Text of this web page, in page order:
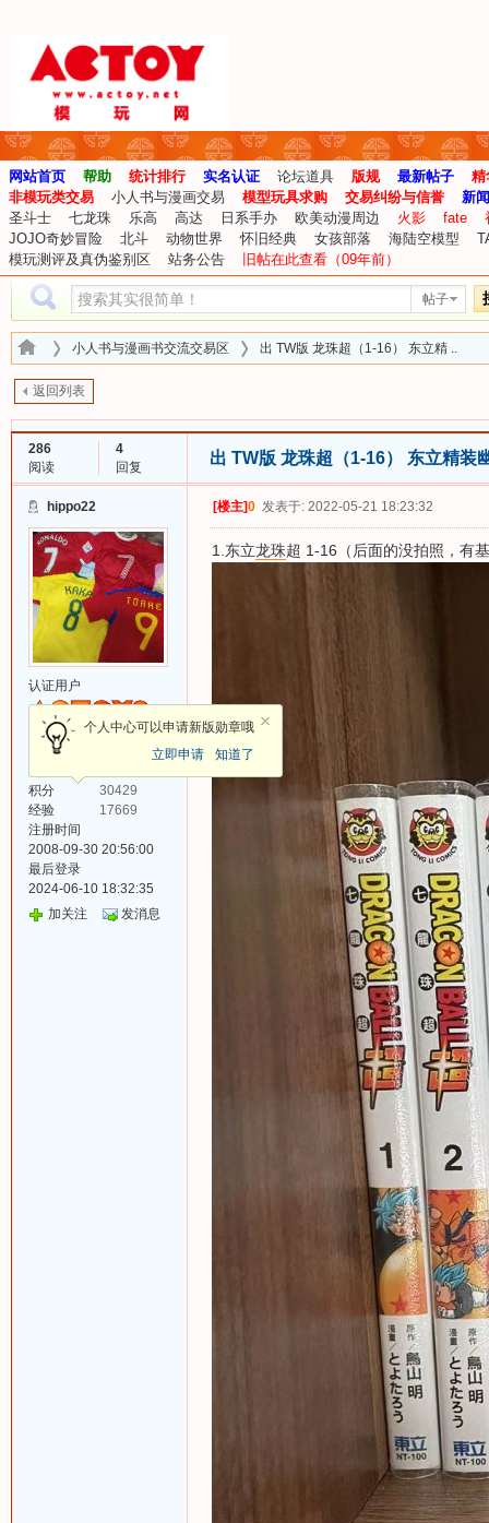
网站首页 帮助 统计排行 实名认证 论坛道具 版规 最新帖子
精
非模玩类交易
小人书与漫画交易 模型玩具求购 交易纠纷与信誉
新
圣斗士
七龙珠 乐高 高达 日系手办 欧美动漫周边 火影 fate
JOJO奇妙冒险
北斗 动物世界 怀旧经典 女孩部落 海陆空模型
模玩测评及真伪鉴别区
站务公告 旧帖在此查看（09年前）
帖子
小人书与漫画书交流交易区 出 TW版 龙珠超（1-16） 东立精 ..
返回列表
286
阅读
4
回复
出 TW版 龙珠超（1-16） 东立精装
hippo22
认证用户
经验值等级: 11 级
个人中心可以申请新版勋章哦
立即申请
知道了
积分
30429
经验
17669
注册时间
2008-09-30 20:56:00
最后登录
2024-06-10 18:32:35
加关注
发消息
[楼主]0 发表于: 2022-05-21 18:23:32
1.东立龙珠超 1-16（后面的没拍照，有